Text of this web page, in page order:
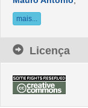
mais...
Licença